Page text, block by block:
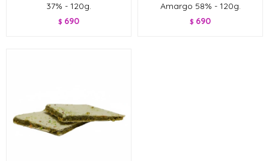
37% - 120g.
$ 690
Amargo 58% - 120g.
$ 690